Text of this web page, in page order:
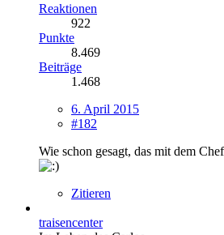
Reaktionen
922
Punkte
8.469
Beiträge
1.468
6. April 2015
#182
Wie schon gesagt, das mit dem
Zitieren
traisencenter